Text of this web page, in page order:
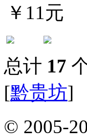
￥11元
总计 17
[黔贵坊]
© 2005-